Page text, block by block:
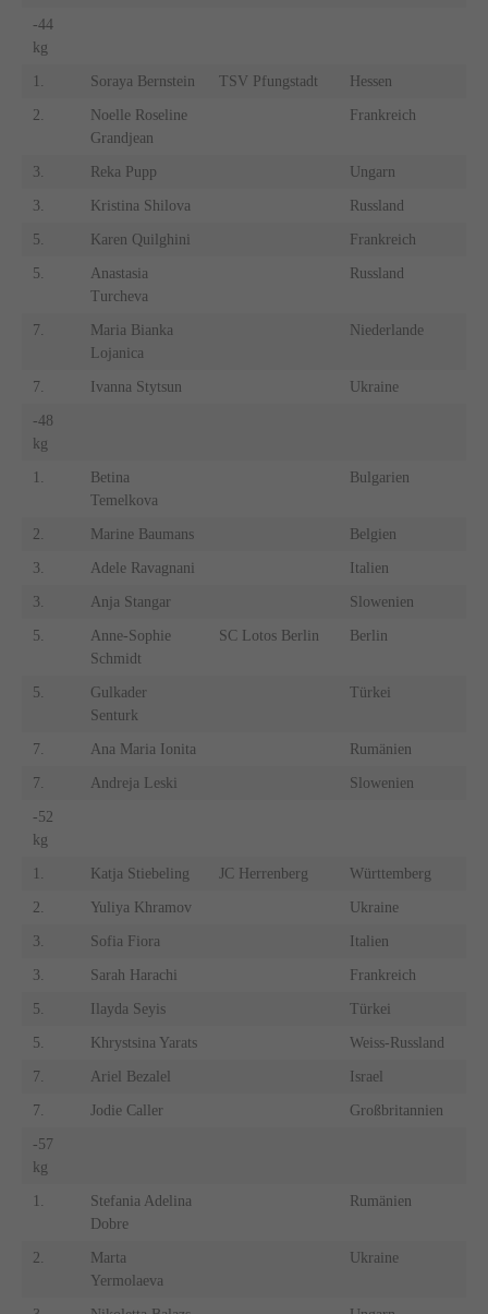
-44
kg
1. Soraya Bernstein TSV Pfungstadt Hessen
2.
Noelle Roseline
Grandjean
Frankreich
3. Reka Pupp Ungarn
3. Kristina Shilova Russland
5. Karen Quilghini Frankreich
5.
Anastasia
Turcheva
Russland
7.
Maria Bianka
Lojanica
Niederlande
7. Ivanna Stytsun Ukraine
-48
kg
1.
Betina
Temelkova
Bulgarien
2. Marine Baumans Belgien
3. Adele Ravagnani Italien
3. Anja Stangar Slowenien
5.
Anne-Sophie
Schmidt
SC Lotos Berlin Berlin
5.
Gulkader
Senturk
Türkei
7. Ana Maria Ionita Rumänien
7. Andreja Leski Slowenien
-52
kg
1. Katja Stiebeling JC Herrenberg Württemberg
2. Yuliya Khramov Ukraine
3. Sofia Fiora Italien
3. Sarah Harachi Frankreich
5. Ilayda Seyis Türkei
5. Khrystsina Yarats Weiss-Russland
7. Ariel Bezalel Israel
7. Jodie Caller Großbritannien
-57
kg
1.
Stefania Adelina
Dobre
Rumänien
2.
Marta
Yermolaeva
Ukraine